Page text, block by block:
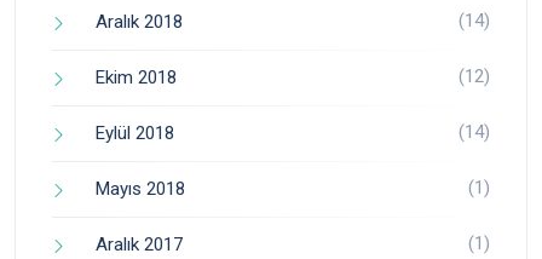
Aralık 2018 (14)
Ekim 2018 (12)
Eylül 2018 (14)
Mayıs 2018 (1)
Aralık 2017 (1)